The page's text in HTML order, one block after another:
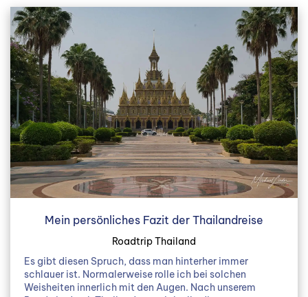
Mein persönliches Fazit der Thailandreise
Roadtrip Thailand
Es gibt diesen Spruch, dass man hinterher immer
schlauer ist. Normalerweise rolle ich bei solchen
Weisheiten innerlich mit den Augen. Nach unserem